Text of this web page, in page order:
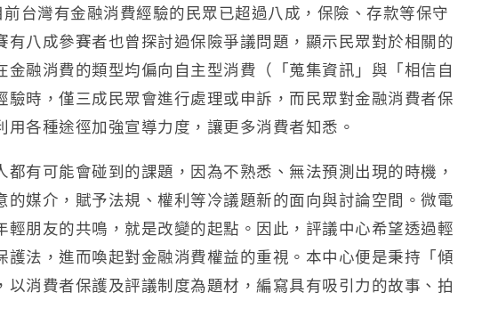
台灣有金融消費經驗的民眾已超過八成，保險、存款等保守
八成參賽者也曾探討過保險爭議問題，顯示民眾對於相關的
融消費的類型均偏向自主型消費（「蒐集資訊」與「相信自
時，僅三成民眾會進行處理或申訴，而民眾對金融消費者保
各種途徑加強宣導力度，讓更多消費者知悉。
有可能會碰到的課題，因為不熟悉、無法預測出現的時機，
媒介，賦予法規、權利等冷議題新的面向與討論空間。微電
朋友的共鳴，就是改變的起點。因此，評議中心希望透過輕
法，進而喚起對金融消費權益的重視。本中心便是秉持「傾
消費者保護及評議制度為題材，編寫具有吸引力的故事、拍